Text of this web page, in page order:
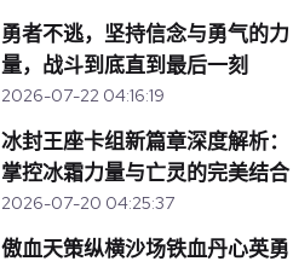
勇者不逃，坚持信念与勇气的力
量，战斗到底直到最后一刻
2026-07-22 04:16:19
冰封王座卡组新篇章深度解析：
掌控冰霜力量与亡灵的完美结合
2026-07-20 04:25:37
傲血天策纵横沙场铁血丹心英勇